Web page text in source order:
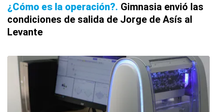
¿Cómo es la operación? Gimnasia envió las
condiciones de salida de Jorge de Asís al
Levante